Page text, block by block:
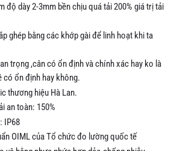
độ dày 2-3mm bền chịu quá tải 200% giá trị tải
ghép bằng các khớp gài để linh hoạt khi ta
trọng ,cân có ổn định và chính xác hay ko là
có ổn định hay không.
thương hiệu Hà Lan.
an toàn: 150%
IP68
OIML của Tổ chức đo lường quốc tế